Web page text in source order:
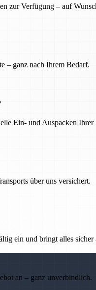
zur Verfügung – auf
– ganz nach Ihrem Bedarf.
Ein- und Auspacken Ihrer
über uns versichert.
ein und bringt alles
an – ganz unverbindlich.